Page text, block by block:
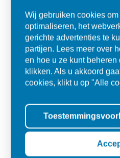
Super
"Goed geholpen bij aankoop
Wij gebruiken cookies
optimaliseren, het
gerichte advertenties te
partijen. Lees meer over
en hoe u ze kunt
klikken. Als u akkoord
cookies, klikt u op "Alle